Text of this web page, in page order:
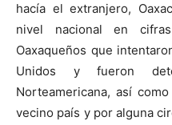
hacía el extranjero,
nivel nacional en
Oaxaqueños que
Unidos y fueron
Norteamericana, así
vecino país y por alguna